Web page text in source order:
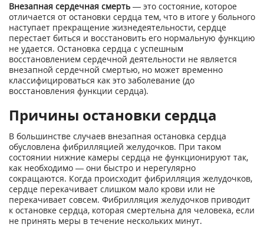
Внезапная сердечная смерть — это состояние, которое
отличается от остановки сердца тем, что в итоге у больного
наступает прекращение жизнедеятельности, сердце
перестает биться и восстановить его нормальную функцию
не удается. Остановка сердца с успешным
восстановлением сердечной деятельности не является
внезапной сердечной смертью, но может временно
классифицироваться как это заболевание (до
восстановления функции сердца).
Причины остановки сердца
В большинстве случаев внезапная остановка сердца
обусловлена фибрилляцией желудочков. При таком
состоянии нижние камеры сердца не функционируют так,
как необходимо — они быстро и нерегулярно
сокращаются. Когда происходит фибрилляция желудочков,
сердце перекачивает слишком мало крови или не
перекачивает совсем. Фибрилляция желудочков приводит
к остановке сердца, которая смертельна для человека, если
не принять меры в течение нескольких минут.